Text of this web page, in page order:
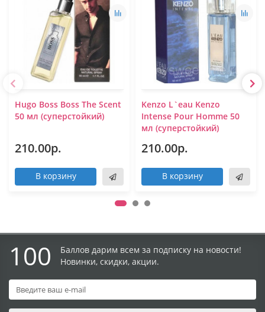
Hugo Boss Boss The Scent
50 мл (суперстойкий)
210.00р.
В корзину
Kenzo L`eau Kenzo
Intense Pour Homme 50
мл (суперстойкий)
210.00р.
В корзину
100
Баллов дарим всем за подписку на новости!
Новинки, скидки, акции.